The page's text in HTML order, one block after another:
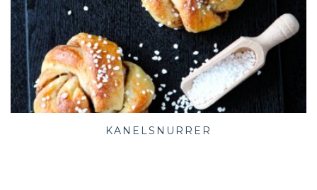
KANELSNURRER